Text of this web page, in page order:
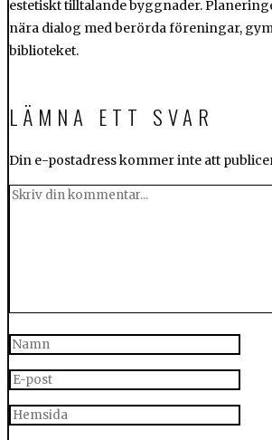
estetiskt tilltalande byggnader.
nära dialog med berörda föreningar,
biblioteket.
LÄMNA ETT SVAR
Din e-postadress kommer inte att